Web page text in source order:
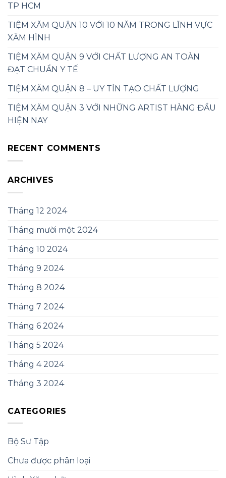
TP HCM
TIỆM XĂM QUẬN 10 VỚI 10 NĂM TRONG LĨNH VỰC
XĂM HÌNH
TIỆM XĂM QUẬN 9 VỚI CHẤT LƯỢNG AN TOÀN
ĐẠT CHUẨN Y TẾ
TIỆM XĂM QUẬN 8 – UY TÍN TẠO CHẤT LƯỢNG
TIỆM XĂM QUẬN 3 VỚI NHỮNG ARTIST HÀNG ĐẦU
HIỆN NAY
RECENT COMMENTS
ARCHIVES
Tháng 12 2024
Tháng mười một 2024
Tháng 10 2024
Tháng 9 2024
Tháng 8 2024
Tháng 7 2024
Tháng 6 2024
Tháng 5 2024
Tháng 4 2024
Tháng 3 2024
CATEGORIES
Bộ Sư Tập
Chưa được phân loại